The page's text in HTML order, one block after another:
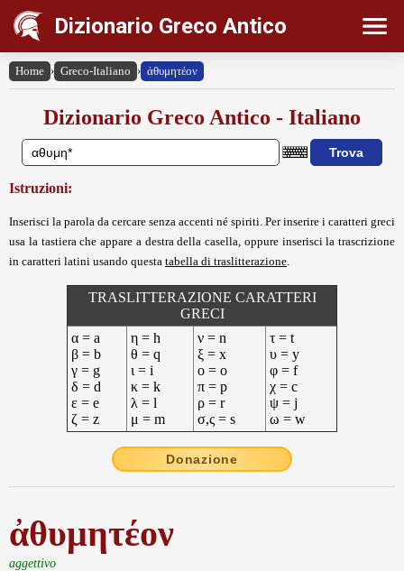
Dizionario Greco Antico
Home › Greco-Italiano › ἀθυμητέον
Dizionario Greco Antico - Italiano
Istruzioni:
Inserisci la parola da cercare senza accenti né spiriti. Per inserire i caratteri greci
usa la tastiera che appare a destra della casella, oppure inserisci la trascrizione
in caratteri latini usando questa tabella di traslitterazione
TRASLITTERAZIONE CARATTERI
GRECI
α = a
β = b
γ = g
δ = d
ε = e
ζ = z
η = h
θ = q
ι = i
κ = k
λ = l
μ = m
ν = n
ξ = x
ο = o
π = p
ρ = r
σ,ς = s
τ = t
υ = y
φ = f
χ = c
ψ = j
ω = w
Donazione
ἀθυμητέον
aggettivo